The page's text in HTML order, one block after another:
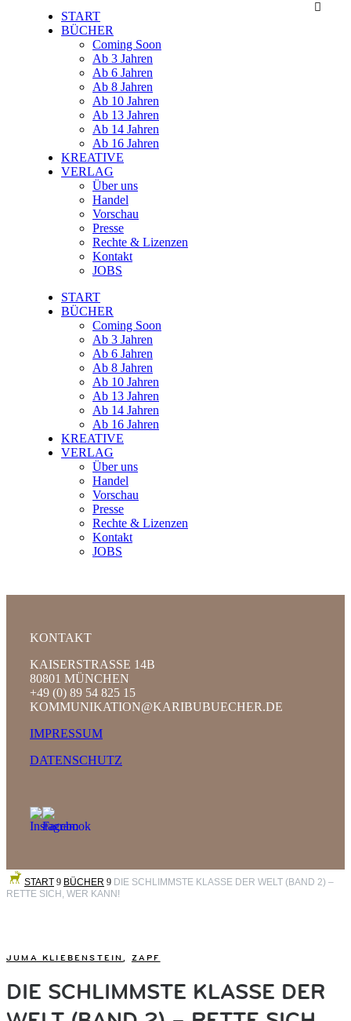

START
BÜCHER
Coming Soon
Ab 3 Jahren
Ab 6 Jahren
Ab 8 Jahren
Ab 10 Jahren
Ab 13 Jahren
Ab 14 Jahren
Ab 16 Jahren
KREATIVE
VERLAG
Über uns
Handel
Vorschau
Presse
Rechte & Lizenzen
Kontakt
JOBS
START
BÜCHER
Coming Soon
Ab 3 Jahren
Ab 6 Jahren
Ab 8 Jahren
Ab 10 Jahren
Ab 13 Jahren
Ab 14 Jahren
Ab 16 Jahren
KREATIVE
VERLAG
Über uns
Handel
Vorschau
Presse
Rechte & Lizenzen
Kontakt
JOBS
KONTAKT
KAISERSTRASSE 14B
80801 MÜNCHEN
+49 (0) 89 54 825 15
KOMMUNIKATION@KARIBUBUECHER.DE
IMPRESSUM
DATENSCHUTZ
START 9 BÜCHER 9 DIE SCHLIMMSTE KLASSE DER WELT (BAND 2) –
RETTE SICH, WER KANN!
JUMA KLIEBENSTEIN, ZAPF
DIE SCHLIMMSTE KLASSE DER